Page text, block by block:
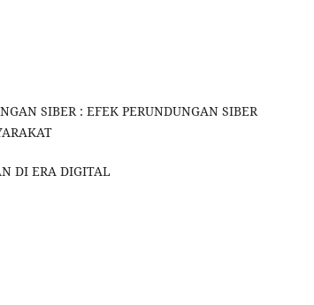
SIBER : EFEK PERUNDUNGAN SIBER
DI ERA DIGITAL